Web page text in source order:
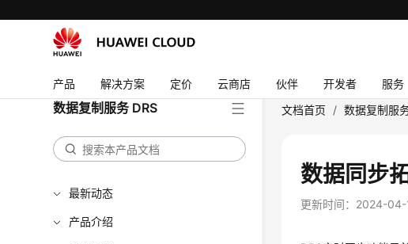
产品 解决方案 定价 云商店 伙伴 开发者 服务
数据复制服务 DRS
最新动态
产品介绍
文档首页 / 数据复制服
数据同步
更新时间： 2024-04-